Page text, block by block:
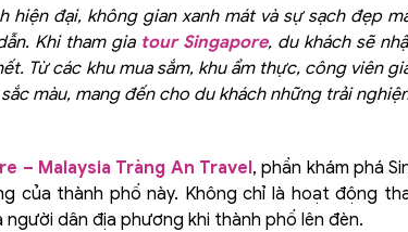
đại, không gian xanh mát và sự sạch đẹp
Khi tham gia tour Singapore, du khách sẽ
Từ các khu mua sắm, khu ẩm thực, công viên
màu, mang đến cho du khách những trải
– Malaysia Tràng An Travel, phần khám phá
của thành phố này. Không chỉ là hoạt động
dân địa phương khi thành phố lên đèn.